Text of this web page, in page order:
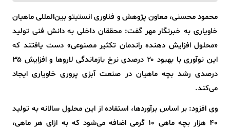
محمود محسنی، معاون پژوهش و فناوری انستیتو بین‌المللی ماهیان
خاویاری به خبرنگار مهر گفت: محققان داخلی به دانش فنی تولید
«محلول افزایش دهنده راندمان تکثیر مصنوعی» دست یافتند که
این نوآوری با بهبود ۲۰ درصدی نرخ بازماندگی لاروها و افزایش ۳۵
درصدی رشد بچه ماهیان در صنعت آبزی پروری خاویاری ایجاد
می‌کند.
وی افزود: بر اساس برآوردها، استفاده از این محلول سالانه به تولید
۴۰ هزار بچه ماهی ۱۰ گرمی اضافه می‌شود که به ازای هر ماهی،